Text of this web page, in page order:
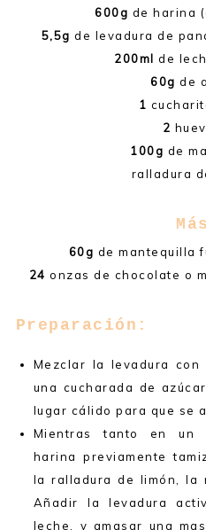
600g de harina
5,5gde levadura de
200ml de
60gde
1
2
100g de
ralladura
60g de mantequilla
24 onzas de chocolate o
Preparación:
Mezclar la levadura
una cucharada de
lugar cálido para que se
Mientras tanto en un
harina previamente
la ralladura de limón, la
Añadir la levadura
leche, y amasar una